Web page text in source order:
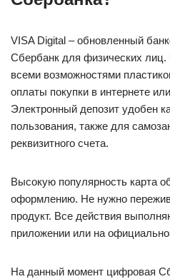
VISA Digital – обновленный
Сбербанк для физических
всеми возможностями
оплаты покупки в интернете
Электронный депозит удобен
пользования, также для
реквизитного счета.
Высокую популярность карта
оформлению. Не нужно
продукт. Все действия
приложении или на
На данный момент цифровая